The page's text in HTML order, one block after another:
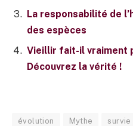
La responsabilité de
des espèces
Vieillir fait-il vraiment
Découvrez la vérité !
évolution Mythe survie